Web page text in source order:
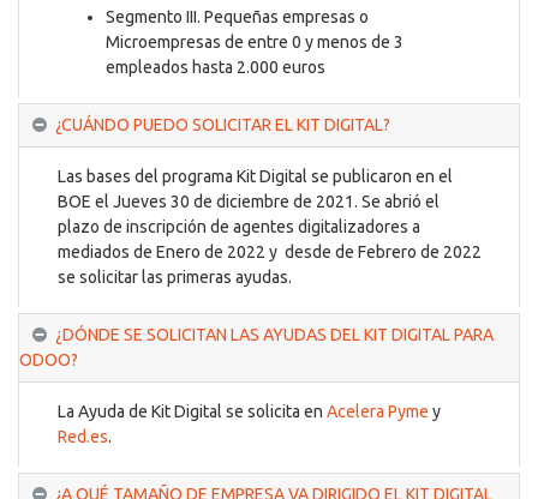
Segmento III. Pequeñas empresas o
Microempresas de entre 0 y menos de 3
empleados hasta 2.000 euros
¿CUÁNDO PUEDO SOLICITAR EL KIT DIGITAL?
Las bases del programa Kit Digital se publicaron en el
BOE el Jueves 30 de diciembre de 2021. Se abrió el
plazo de inscripción de agentes digitalizadores a
mediados de Enero de 2022 y desde de Febrero de 2022
se solicitar las primeras ayudas.
¿DÓNDE SE SOLICITAN LAS AYUDAS DEL KIT DIGITAL PARA
ODOO?
La Ayuda de Kit Digital se solicita en Acelera Pyme y
Red.es.
¿A QUÉ TAMAÑO DE EMPRESA VA DIRIGIDO EL KIT DIGITAL